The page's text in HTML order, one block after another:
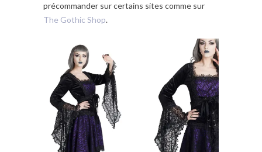
précommander sur certains sites comme sur
The Gothic Shop.